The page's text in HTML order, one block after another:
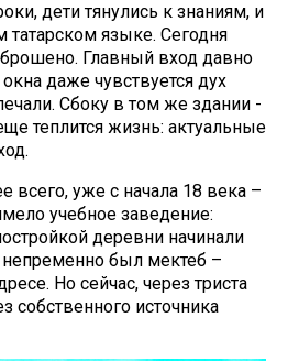
дети тянулись к знаниям, и
татарском языке. Сегодня
Главный вход давно
даже чувствуется дух
Сбоку в том же здании -
теплится жизнь: актуальные
всего, уже с начала 18 века –
учебное заведение:
деревни начинали
непременно был мектеб –
Но сейчас, через триста
собственного источника